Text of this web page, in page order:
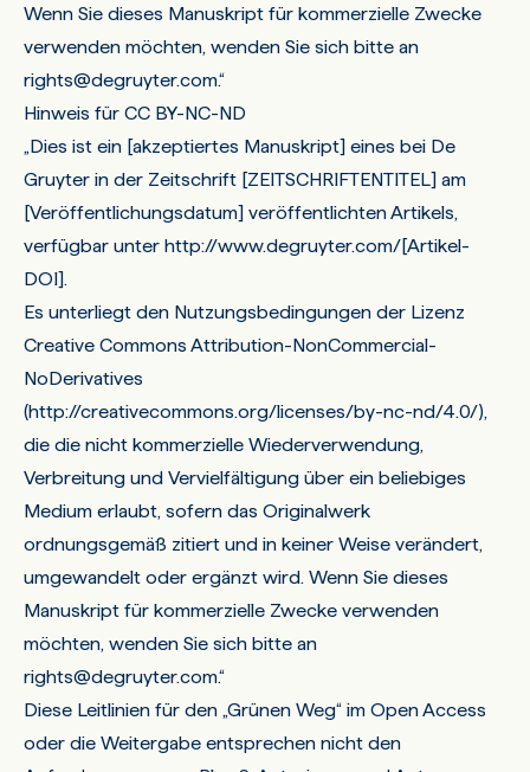
Wenn Sie dieses Manuskript für kommerzielle Zwecke
verwenden möchten, wenden Sie sich bitte an
rights@degruyter.com.“
Hinweis für CC BY-NC-ND
„Dies ist ein [akzeptiertes Manuskript] eines bei De
Gruyter in der Zeitschrift [ZEITSCHRIFTENTITEL] am
[Veröffentlichungsdatum] veröffentlichten Artikels,
verfügbar unter http://www.degruyter.com/[Artikel-
DOI].
Es unterliegt den Nutzungsbedingungen der Lizenz
Creative Commons Attribution-NonCommercial-
NoDerivatives
(http://creativecommons.org/licenses/by-nc-nd/4.0/),
die die nicht kommerzielle Wiederverwendung,
Verbreitung und Vervielfältigung über ein beliebiges
Medium erlaubt, sofern das Originalwerk
ordnungsgemäß zitiert und in keiner Weise verändert,
umgewandelt oder ergänzt wird. Wenn Sie dieses
Manuskript für kommerzielle Zwecke verwenden
möchten, wenden Sie sich bitte an
rights@degruyter.com.“
Diese Leitlinien für den „Grünen Weg“ im Open Access
oder die Weitergabe entsprechen nicht den